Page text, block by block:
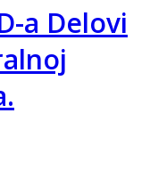
a Delovi